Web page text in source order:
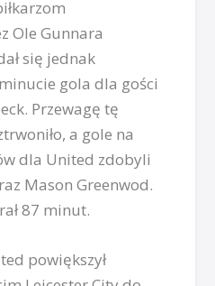
Ole Gunnara
się jednak
gola dla gości
Przewagę tę
a gole na
dla United zdobyli
Mason Greenwod.
87 minut.
powiększył